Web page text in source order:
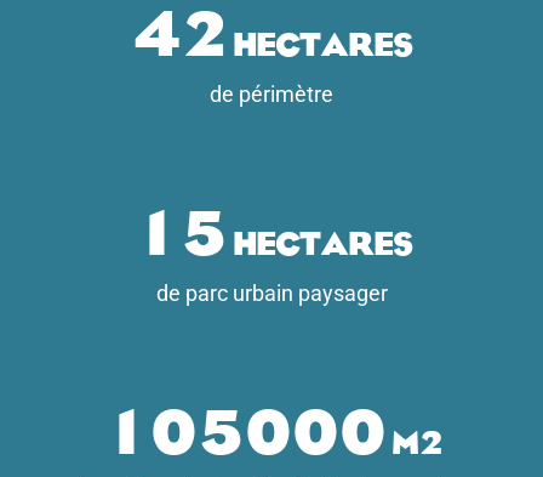
42 hectares
de périmètre
15 hectares
de parc urbain paysager
105000 m2